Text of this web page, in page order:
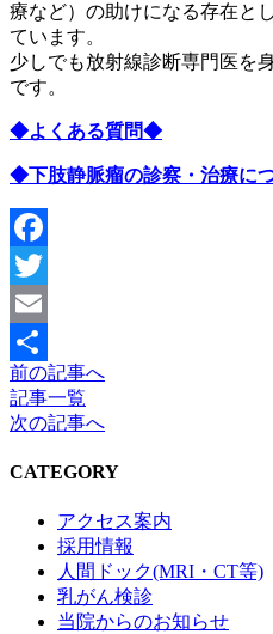
療など）の助けになる存在と
ています。
少しでも放射線診断専門医を
です。
◆よくある質問◆
◆下肢静脈瘤の診察・治療に
Facebook
Twitter
Email
共
有
前の記事へ
記事一覧
次の記事へ
CATEGORY
アクセス案内
採用情報
人間ドック(MRI・CT等)
乳がん検診
当院からのお知らせ